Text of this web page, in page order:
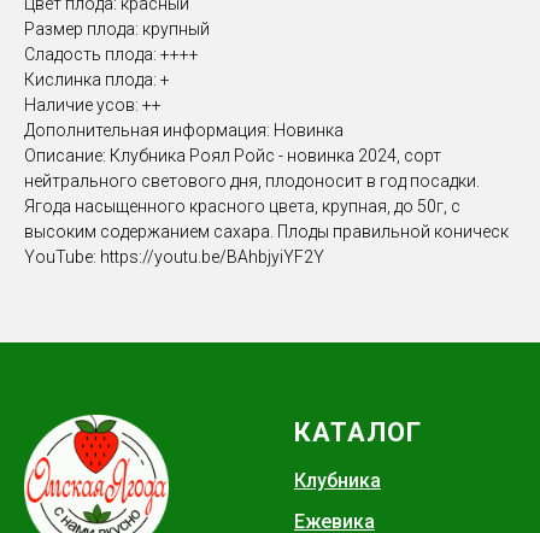
Цвет плода: красный
Размер плода: крупный
Сладость плода: ++++
Кислинка плода: +
Наличие усов: ++
Дополнительная информация: Новинка
Описание: Клубника Роял Ройс - новинка 2024, сорт
нейтрального светового дня, плодоносит в год посадки.
Ягода насыщенного красного цвета, крупная, до 50г, с
высоким содержанием сахара. Плоды правильной коническ
YouTube: https://youtu.be/BAhbjyiYF2Y
КАТАЛОГ
Клубника
Ежевика